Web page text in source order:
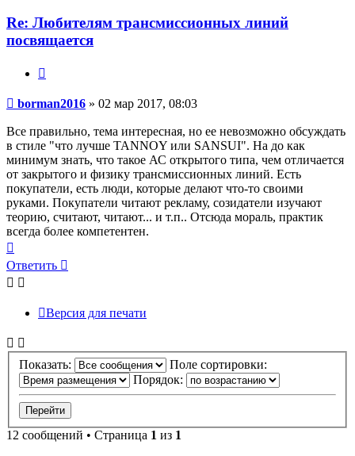
Re: Любителям трансмиссионных линий
посвящается
Сообщение
borman2016 » 02 мар 2017, 08:03
Все правильно, тема интересная, но ее невозможно обсуждать
в стиле "что лучше TANNOY или SANSUI". На до как
минимум знать, что такое АС открытого типа, чем отличается
от закрытого и физику трансмиссионных линий. Есть
покупатели, есть люди, которые делают что-то своими
руками. Покупатели читают рекламу, созидатели изучают
теорию, считают, читают... и т.п.. Отсюда мораль, практик
всегда более компетентен.
к
началу
Ответить
Версия для печати
Показать:
Поле сортировки:
Порядок:
12 сообщений • Страница 1 из 1